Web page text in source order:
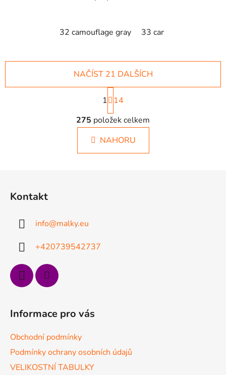
32 camouflage gray 33 camouflage brown
O
v
l
á
d
NAČÍST 21 DALŠÍCH
S
t
r
á
n
k
1
14
275 položek celkem
NAHORU
Kontakt
info@malky.eu
+420739542737
Informace pro vás
Obchodní podmínky
Podmínky ochrany osobních údajů
VELIKOSTNÍ TABULKY